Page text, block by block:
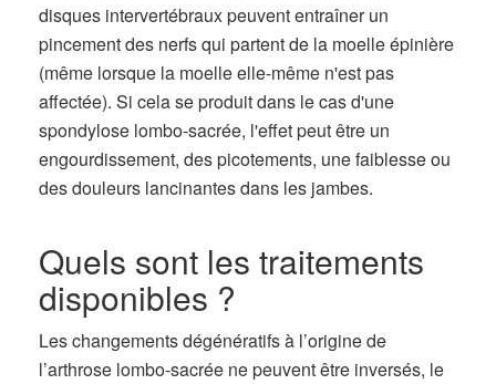
disques intervertébraux peuvent entraîner un
pincement des nerfs qui partent de la moelle épinière
(même lorsque la moelle elle-même n'est pas
affectée). Si cela se produit dans le cas d'une
spondylose lombo-sacrée, l'effet peut être un
engourdissement, des picotements, une faiblesse ou
des douleurs lancinantes dans les jambes.
Quels sont les traitements
disponibles ?
Les changements dégénératifs à l’origine de
l’arthrose lombo-sacrée ne peuvent être inversés, le